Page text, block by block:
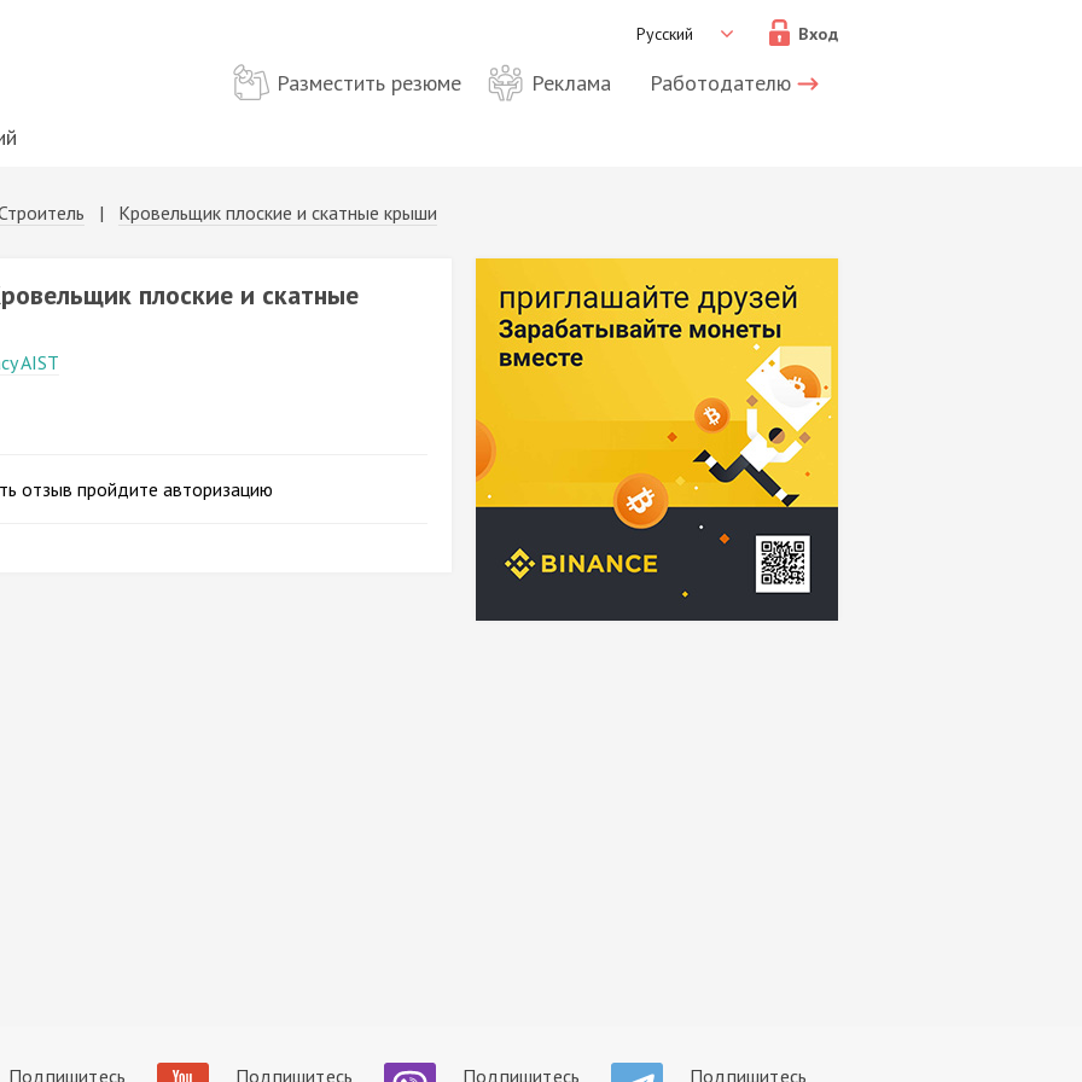
Вход
Русский
Разместить резюме Реклама
Работодателю
| Кровельщик плоские и скатные крыши
плоские и скатные
AIST
отзыв пройдите авторизацию
Подпишитесь Подпишитесь Подпишитесь Подпишитесь